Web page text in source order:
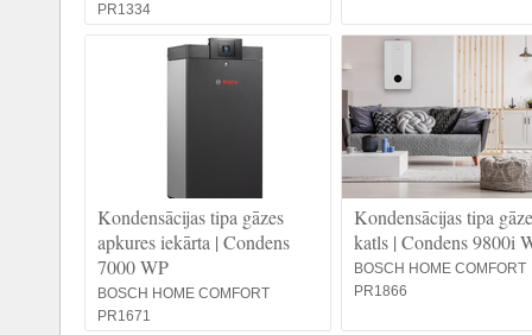
PR1334
Kondensācijas tipa gāzes
apkures iekārta | Condens
7000 WP
BOSCH HOME COMFORT
PR1671
Kondensācijas tipa
katls | Condens 9800i
BOSCH HOME COMFORT
PR1866